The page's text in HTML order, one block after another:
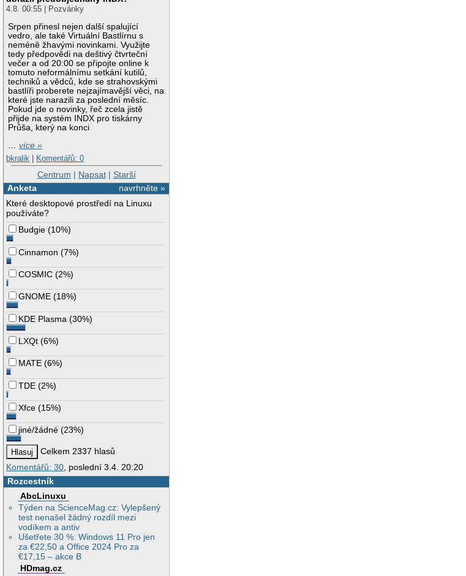
4.8. 00:55 | Pozvánky
Srpen přinesl nejen další spalující
vedro, ale také Virtuální Bastlírnu s
neméně žhavými novinkami. Využijte
tedy předpovědi na deštivý čtvrteční
večer a od 20:00 se připojte online k
tomuto neformálnímu setkání kutilů,
techniků a vědců, kde se strahovskými
bastlíři proberete nejzajímavější věci, na
které jste narazili za poslední měsíc.
Pokud jde o novinky, řeč zcela jistě
přijde na systém INDX pro tiskárny
Průša, který na konci
…více »
bkralik
Komentářů: 0
Centrum | Napsat| Starší
navrhněte »
Anketa
Které desktopové prostředí na Linuxu
používáte?
Budgie (10%)
Cinnamon (7%)
COSMIC (2%)
GNOME (18%)
KDE Plasma (30%)
LXQt (6%)
MATE (6%)
TDE (2%)
Xfce (15%)
jiné/žádné (23%)
Celkem 2337 hlasů
Komentářů: 30 , poslední 3.4. 20:20
Rozcestník
AbcLinuxu
Týden na ScienceMag.cz: Vylepšený
test nenašel žádný rozdíl mezi
vodíkem a antiv
Ušetřete 30 %: Windows 11 Pro jen
za €22,50 a Office 2024 Pro za
€17,15 – akce B
HDmag.cz